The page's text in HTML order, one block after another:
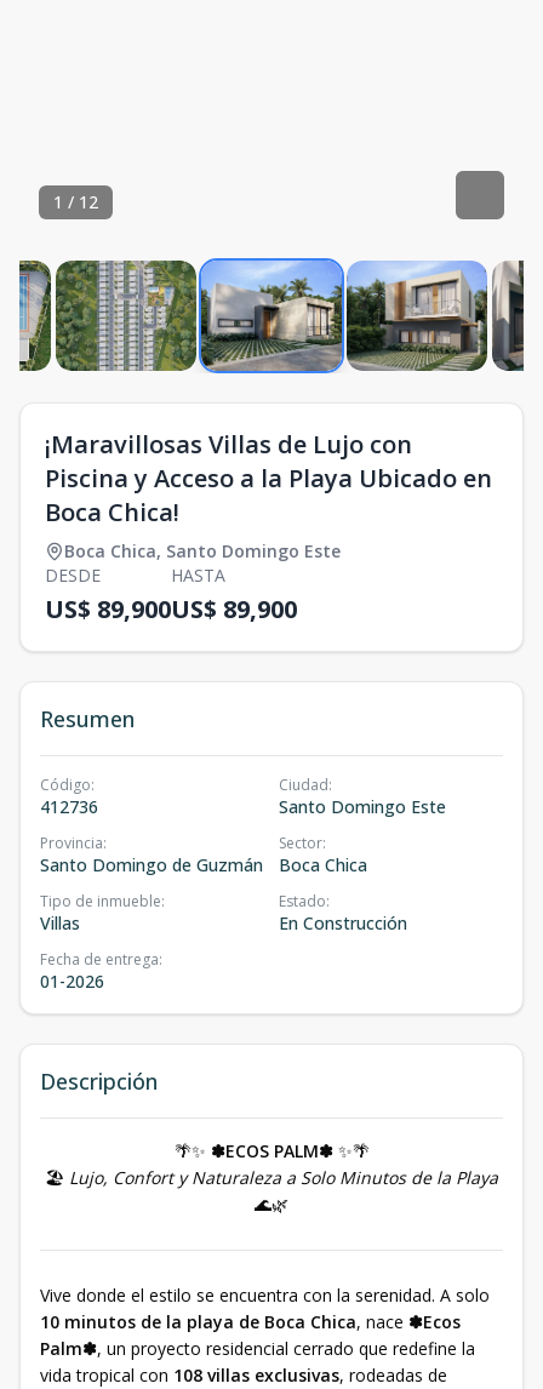
1 / 12
¡Maravillosas Villas de Lujo con
Piscina y Acceso a la Playa Ubicado en
Boca Chica!
Boca Chica, Santo Domingo Este
DESDE
US$ 89,900
HASTA
US$ 89,900
Resumen
Código:
412736
Ciudad:
Santo Domingo Este
Provincia:
Santo Domingo de Guzmán
Sector:
Boca Chica
Tipo de inmueble:
Villas
Estado:
En Construcción
Fecha de entrega:
01-2026
Descripción
🌴✨ ✽ECOS PALM✽✨🌴
🏖 Lujo, Confort y Naturaleza a Solo Minutos de la Playa
🌊🌿
Vive donde el estilo se encuentra con la serenidad. A solo
10 minutos de la playa de Boca Chica, nace ✽Ecos
Palm✽, un proyecto residencial cerrado que redefine la
vida tropical con 108 villas exclusivas, rodeadas de